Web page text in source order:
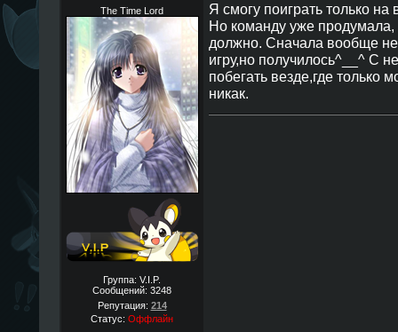
The Time Lord
Группа: V.I.P.
Сообщений: 3248
Репутация: 214
Статус: Оффлайн
Я смогу поиграть только
Но команду уже продумала,
должно. Сначала вообще не
игру,но получилось^__^ С
побегать везде,где
никак.